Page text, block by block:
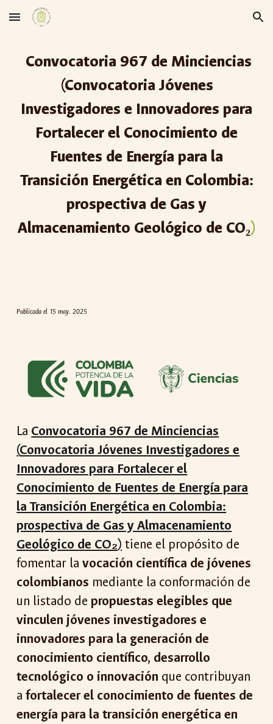
Skip to main content Skip to navigation
Convocatoria 967 de Minciencias
(Convocatoria Jóvenes
Investigadores e Innovadores para
Fortalecer el Conocimiento de
Fuentes de Energía para la
Transición Energética en Colombia:
prospectiva de Gas y
Almacenamiento Geológico de CO₂)
Publicada el 15 may. 2025
La Convocatoria 967 de Minciencias
(Convocatoria Jóvenes Investigadores e
Innovadores para Fortalecer el
Conocimiento de Fuentes de Energía para
la Transición Energética en Colombia:
prospectiva de Gas y Almacenamiento
Geológico de CO₂) tiene el propósito de
fomentar lavocación científica de jóvenes
colombianos mediante la conformación de
un listado de propuestas elegibles que
vinculen jóvenes investigadores e
innovadores para la generación de
conocimiento científico, desarrollo
tecnológico o innovación que contribuyan
afortalecer el conocimiento de fuentes de
energía para la transición energética en